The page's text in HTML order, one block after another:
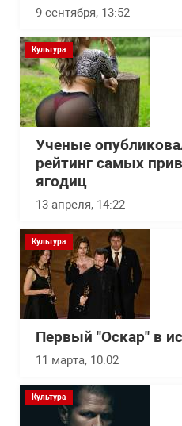
9 сентября, 13:52
Культура
Ученые
рейтинг самых
ягодиц
13 апреля, 14:22
Культура
Первый "Оскар" в
11 марта, 10:02
Культура